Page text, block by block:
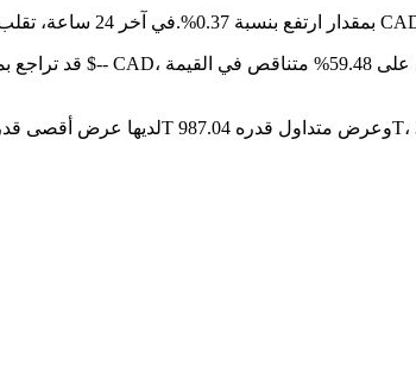
على مدار الأيام السبعة الماضية، تغير سعر BitTorrent بمقدار ارتفع بنسبة 0.37%.